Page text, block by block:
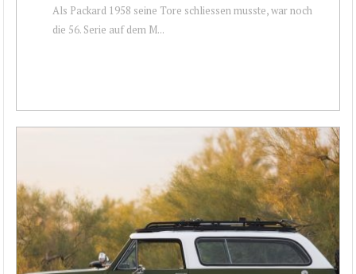
Als Packard 1958 seine Tore schliessen musste, war noch
die 56. Serie auf dem M...